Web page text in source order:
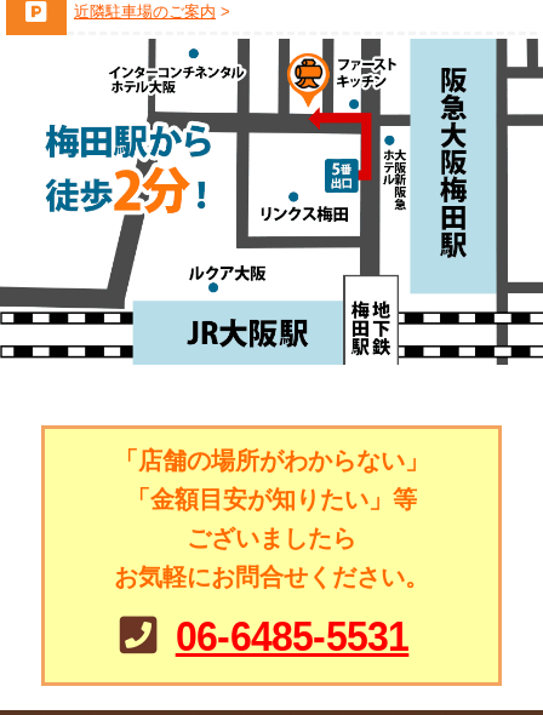
近隣駐車場のご案内
「店舗の場所がわからない」
「金額目安が知りたい」等
ございましたら
お気軽にお問合せください。
06-6485-5531